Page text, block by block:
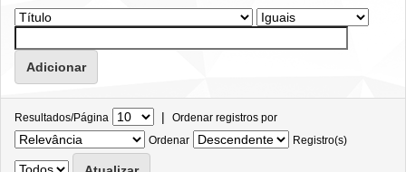
Resultados/Página | Ordenar registros por
Ordenar
Registro(s)